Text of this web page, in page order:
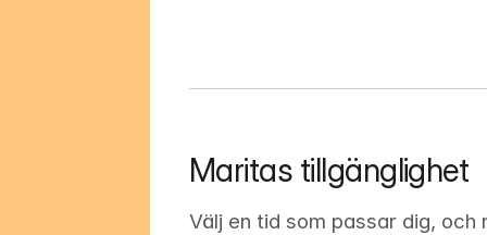
Maritas tillgänglighet
Välj en tid som passar dig,